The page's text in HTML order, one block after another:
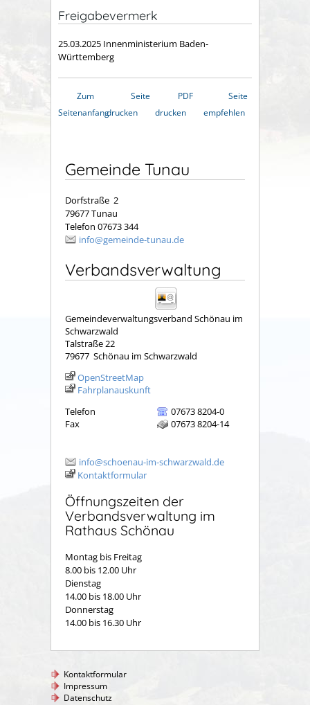
Freigabevermerk
25.03.2025 Innenministerium Baden-
Württemberg
Zum
Seitenanfang
Seite
drucken
PDF
drucken
Seite
empfehlen
Gemeinde Tunau
Dorfstraße 2
79677 Tunau
Telefon 07673 344
info@gemeinde-tunau.de
Verbandsverwaltung
Gemeindeverwaltungsverband Schönau im
Schwarzwald
Talstraße 22
79677 Schönau im Schwarzwald
OpenStreetMap
Fahrplanauskunft
Telefon
07673 8204-0
Fax
07673 8204-14
info@schoenau-im-schwarzwald.de
Kontaktformular
Öffnungszeiten der
Verbandsverwaltung im
Rathaus Schönau
Montag bis Freitag
8.00 bis 12.00 Uhr
Dienstag
14.00 bis 18.00 Uhr
Donnerstag
14.00 bis 16.30 Uhr
Kontaktformular
Impressum
Datenschutz